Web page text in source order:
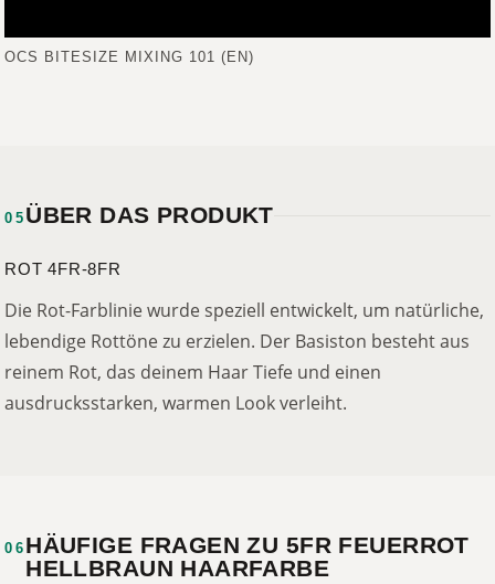
OCS BITESIZE MIXING 101 (EN)
05 ÜBER DAS PRODUKT
ROT 4FR-8FR
Die Rot-Farblinie wurde speziell entwickelt, um natürliche,
lebendige Rottöne zu erzielen. Der Basiston besteht aus
reinem Rot, das deinem Haar Tiefe und einen
ausdrucksstarken, warmen Look verleiht.
06 HÄUFIGE FRAGEN ZU 5FR FEUERROT
HELLBRAUN HAARFARBE